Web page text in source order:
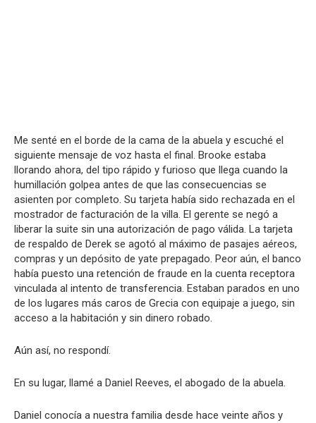
Me senté en el borde de la cama de la abuela y escuché el
siguiente mensaje de voz hasta el final. Brooke estaba
llorando ahora, del tipo rápido y furioso que llega cuando la
humillación golpea antes de que las consecuencias se
asienten por completo. Su tarjeta había sido rechazada en el
mostrador de facturación de la villa. El gerente se negó a
liberar la suite sin una autorización de pago válida. La tarjeta
de respaldo de Derek se agotó al máximo de pasajes aéreos,
compras y un depósito de yate prepagado. Peor aún, el banco
había puesto una retención de fraude en la cuenta receptora
vinculada al intento de transferencia. Estaban parados en uno
de los lugares más caros de Grecia con equipaje a juego, sin
acceso a la habitación y sin dinero robado.
Aún así, no respondí.
En su lugar, llamé a Daniel Reeves, el abogado de la abuela.
Daniel conocía a nuestra familia desde hace veinte años y